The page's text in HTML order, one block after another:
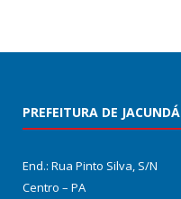
PREFEITURA DE JACUNDÁ
End.: Rua Pinto Silva, S/N
Centro – PA